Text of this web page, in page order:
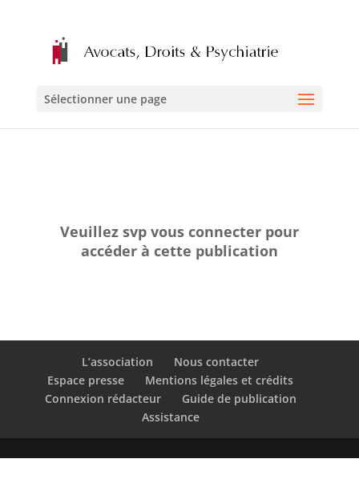
Sélectionner une page
Veuillez svp vous connecter pour
accéder à cette publication
L’association
Nous contacter
Espace presse
Mentions légales et crédits
Connexion rédacteur
Guide de publication
Assistance